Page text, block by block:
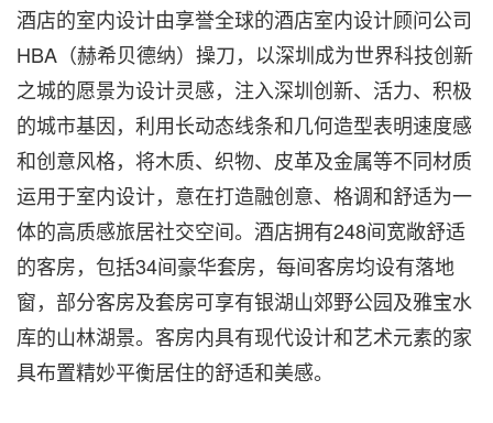
酒店的室内设计由享誉全球的酒店室内设计顾问公司
HBA（赫希贝德纳）操刀，以深圳成为世界科技创新
之城的愿景为设计灵感，注入深圳创新、活力、积极
的城市基因，利用长动态线条和几何造型表明速度感
和创意风格，将木质、织物、皮革及金属等不同材质
运用于室内设计，意在打造融创意、格调和舒适为一
体的高质感旅居社交空间。酒店拥有248间宽敞舒适
的客房，包括34间豪华套房，每间客房均设有落地
窗，部分客房及套房可享有银湖山郊野公园及雅宝水
库的山林湖景。客房内具有现代设计和艺术元素的家
具布置精妙平衡居住的舒适和美感。